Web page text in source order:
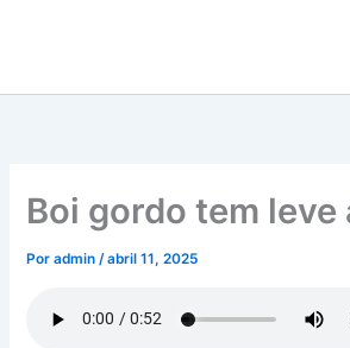
conteúdo
Boi gordo tem leve
Poradmin/abril 11, 2025